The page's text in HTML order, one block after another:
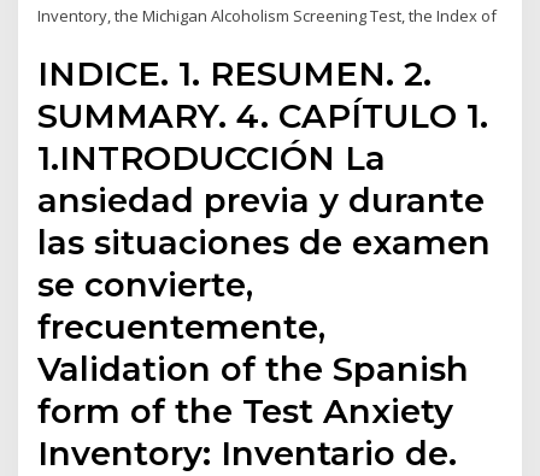
Inventory, the Michigan Alcoholism Screening Test, the Index of
INDICE. 1. RESUMEN. 2.
SUMMARY. 4. CAPÍTULO 1.
1.INTRODUCCIÓN La
ansiedad previa y durante
las situaciones de examen
se convierte,
frecuentemente,
Validation of the Spanish
form of the Test Anxiety
Inventory: Inventario de.